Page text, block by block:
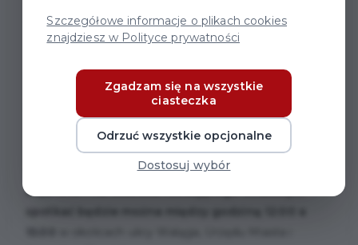
ZAJĄCZEK I
KURCZACZEK NA
ULICACH PRUSZCZA
GDAŃSKIEGO
W niedzielę 28 marca 2021 r. Pruszcz Gdański
odwiedzą niecodzienni goście.Wielkanocnego
Zajączka i Kurczaczka rozdającego smakołyki
Szczegółowe informacje o plikach cookies
znajdziesz w Polityce prywatności
Zgadzam się na wszystkie
ciasteczka
Odrzuć wszystkie opcjonalne
Dostosuj wybór